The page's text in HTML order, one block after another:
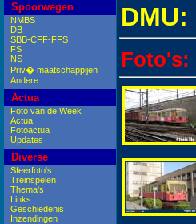
Spoorwegen
NMBS
DB
SBB-CFF-FFS
FS
NS
Priv� maatschappijen
Andere
Actua
Foto van de Week
Actua
Fotoactua
Updates
Diverse
Sfeerfoto's
Treinspelen
Thema's
Links
Geschiedenis
Inzendingen
DMU:
Foto's: